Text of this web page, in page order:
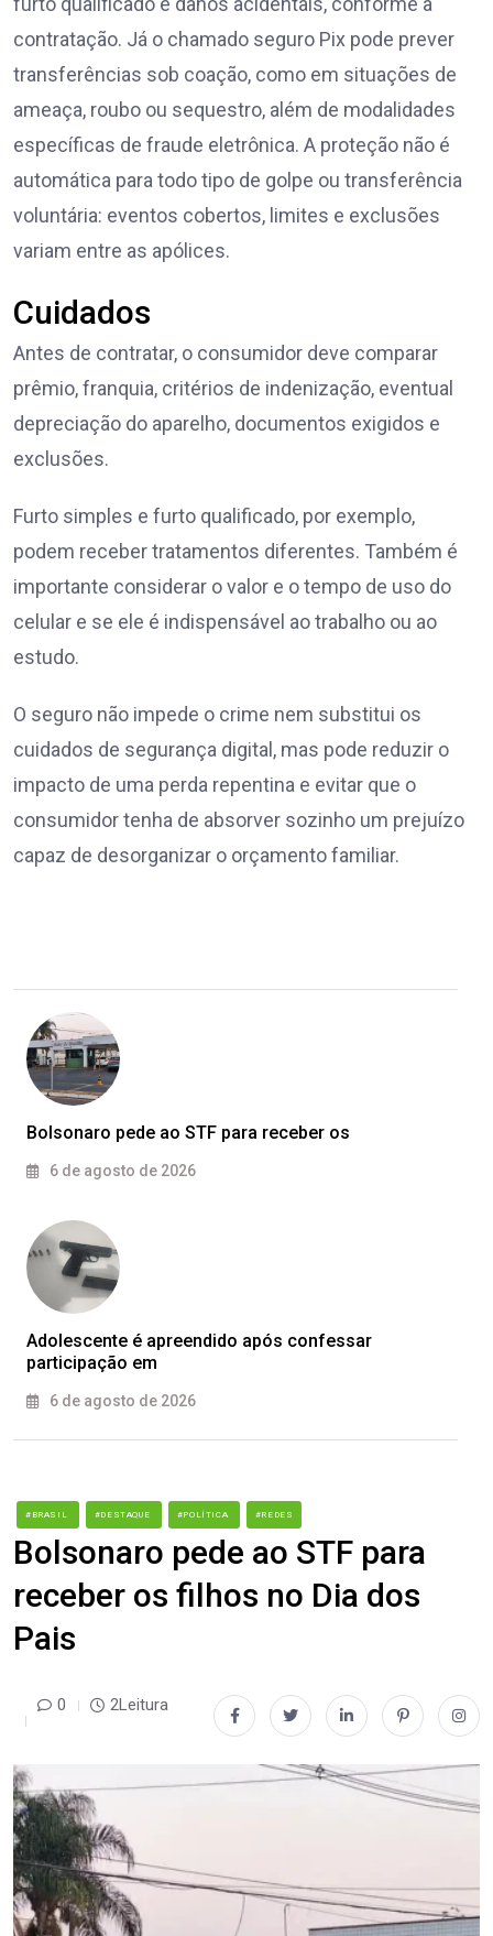
contratação. Já o chamado seguro Pix pode prever
transferências sob coação, como em situações de
ameaça, roubo ou sequestro, além de modalidades
específicas de fraude eletrônica. A proteção não é
automática para todo tipo de golpe ou transferência
voluntária: eventos cobertos, limites e exclusões
variam entre as apólices.
Cuidados
Antes de contratar, o consumidor deve comparar
prêmio, franquia, critérios de indenização, eventual
depreciação do aparelho, documentos exigidos e
exclusões.
Furto simples e furto qualificado, por exemplo,
podem receber tratamentos diferentes. Também é
importante considerar o valor e o tempo de uso do
celular e se ele é indispensável ao trabalho ou ao
estudo.
O seguro não impede o crime nem substitui os
cuidados de segurança digital, mas pode reduzir o
impacto de uma perda repentina e evitar que o
consumidor tenha de absorver sozinho um prejuízo
capaz de desorganizar o orçamento familiar.
Bolsonaro pede ao STF para receber os
6 de agosto de 2026
Adolescente é apreendido após confessar
participação em
6 de agosto de 2026
#BRASIL #DESTAQUE #POLÍTICA #REDES
Bolsonaro pede ao STF para
receber os filhos no Dia dos
Pais
0 2Leitura